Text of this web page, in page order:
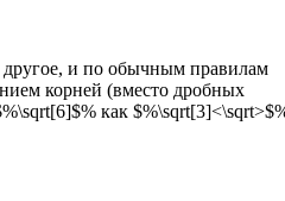
другое, и по обычным правилам
корней (вместо дробных
как